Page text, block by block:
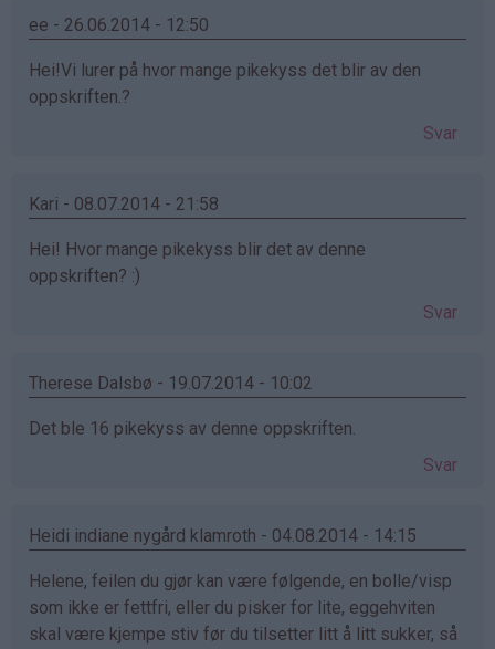
ee - 26.06.2014 - 12:50
Hei!Vi lurer på hvor mange pikekyss det blir av den
oppskriften.?
Svar
Kari - 08.07.2014 - 21:58
Hei! Hvor mange pikekyss blir det av denne
oppskriften? :)
Svar
Therese Dalsbø - 19.07.2014 - 10:02
Det ble 16 pikekyss av denne oppskriften.
Svar
Heidi indiane nygård klamroth - 04.08.2014 - 14:15
Helene, feilen du gjør kan være følgende, en bolle/visp
som ikke er fettfri, eller du pisker for lite, eggehviten
skal være kjempe stiv før du tilsetter litt å litt sukker, så